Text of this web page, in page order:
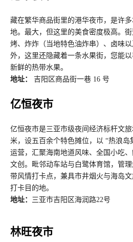
藏在繁华商品街里的港华夜市，是许
地。最大，但这里的美食密度极高。
烤、炸炸（当地特色油炸串）、卤味
外，这里还隐藏着一条水果街，您能
新鲜的热带水果。
地址：
吉阳区商品街一巷 16 号
亿恒夜市
亿恒夜市是三亚市级夜间经济标杆文
米，设五百余个特色摊位，以 “热浪岛
运营，汇聚海南地道风味、全国小吃
文创。毗邻动车站与白鹭体育馆，管
带风情打卡点，兼具市井烟火与海岛
打卡目的地。
地址： 三亚市吉阳区海润路22号
林旺夜市